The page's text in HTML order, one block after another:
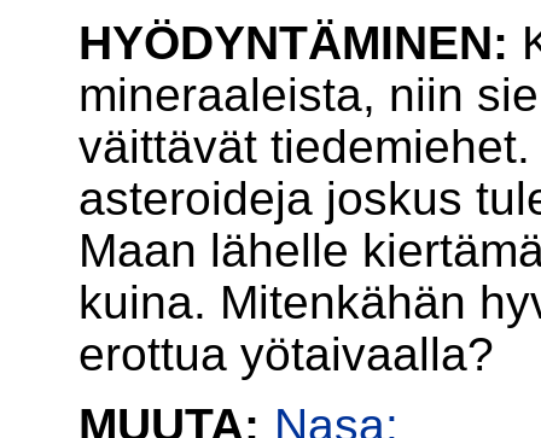
HYÖDYNTÄMINEN:
mineraaleista, niin
väittävät
asteroideja joskus
Maan lähelle
kuina. Mitenkähän
erottua yötaivaalla?
MUUTA: Nasa: